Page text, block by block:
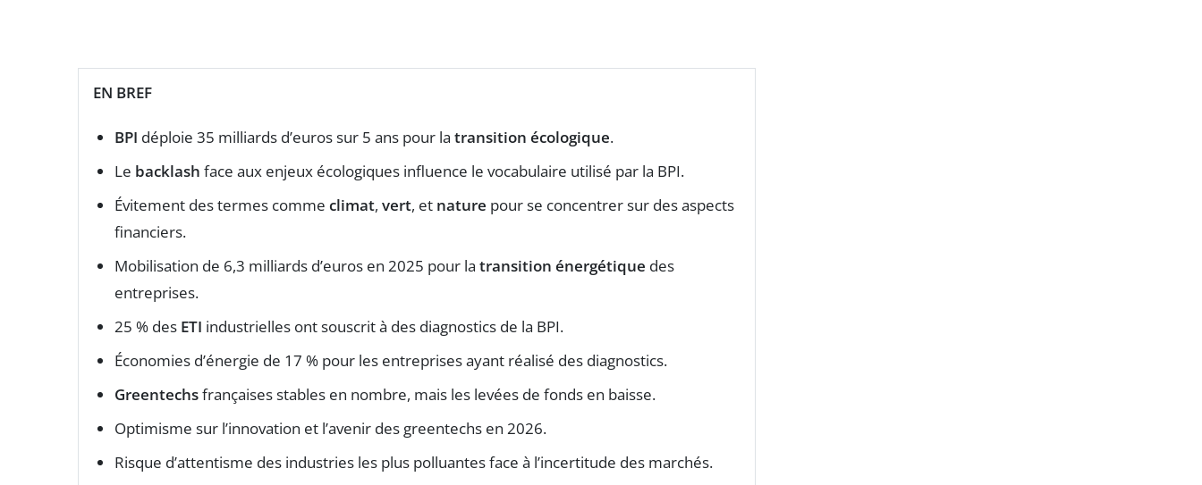
EN BREF
BPI déploie 35 milliards d’euros sur 5 ans pour la transition écologique.
Le backlash face aux enjeux écologiques influence le vocabulaire utilisé par la BPI.
Évitement des termes comme climat, vert, et nature pour se concentrer sur des aspects
financiers.
Mobilisation de 6,3 milliards d’euros en 2025 pour la transition énergétique des
entreprises.
25 % des ETI industrielles ont souscrit à des diagnostics de la BPI.
Économies d’énergie de 17 % pour les entreprises ayant réalisé des diagnostics.
Greentechsfrançaises stables en nombre, mais les levées de fonds en baisse.
Optimisme sur l’innovation et l’avenir des greentechs en 2026.
Risque d’attentisme des industries les plus polluantes face à l’incertitude des marchés.